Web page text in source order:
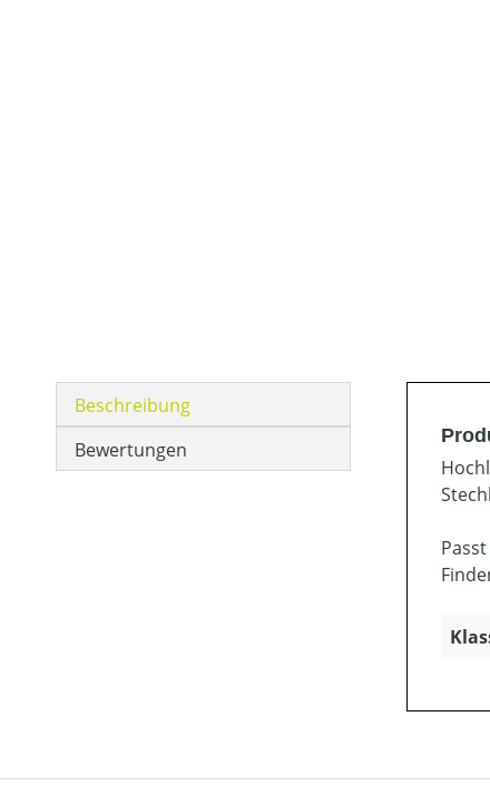
Beschreibung
Bewertungen